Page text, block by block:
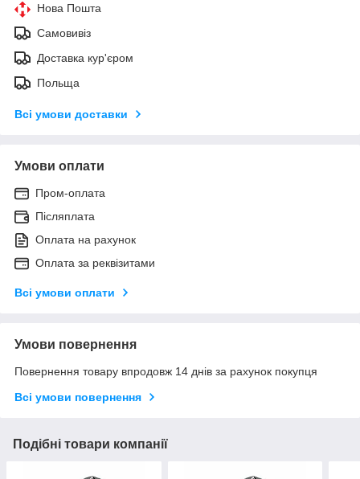
Нова Пошта
Самовивіз
Доставка кур'єром
Польща
Всі умови доставки
Умови оплати
Пром-оплата
Післяплата
Оплата на рахунок
Оплата за реквізитами
Всі умови оплати
Умови повернення
Повернення товару впродовж 14 днів за рахунок покупця
Всі умови повернення
Подібні товари компанії